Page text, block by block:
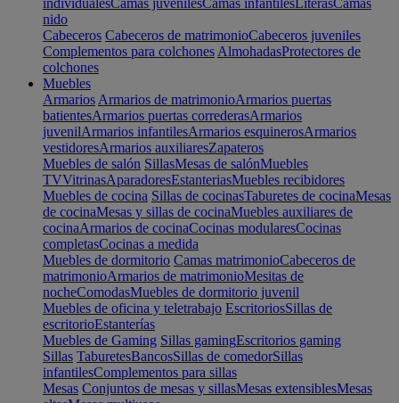
individualesCamas juvenilesCamas infantilesLiterasCamas
nido
Cabeceros Cabeceros de matrimonioCabeceros juveniles
Complementos para colchones AlmohadasProtectores de
colchones
Muebles
Armarios Armarios de matrimonioArmarios puertas
batientesArmarios puertas correderasArmarios
juvenilArmarios infantilesArmarios esquinerosArmarios
vestidoresArmarios auxiliaresZapateros
Muebles de salón SillasMesas de salónMuebles
TVVitrinasAparadoresEstanteriasMuebles recibidores
Muebles de cocina Sillas de cocinasTaburetes de cocinaMesas
de cocinaMesas y sillas de cocinaMuebles auxiliares de
cocinaArmarios de cocinaCocinas modularesCocinas
completasCocinas a medida
Muebles de dormitorio Camas matrimonioCabeceros de
matrimonioArmarios de matrimonioMesitas de
nocheComodasMuebles de dormitorio juvenil
Muebles de oficina y teletrabajo EscritoriosSillas de
escritorioEstanterías
Muebles de Gaming Sillas gamingEscritorios gaming
Sillas TaburetesBancosSillas de comedorSillas
infantilesComplementos para sillas
Mesas Conjuntos de mesas y sillasMesas extensiblesMesas